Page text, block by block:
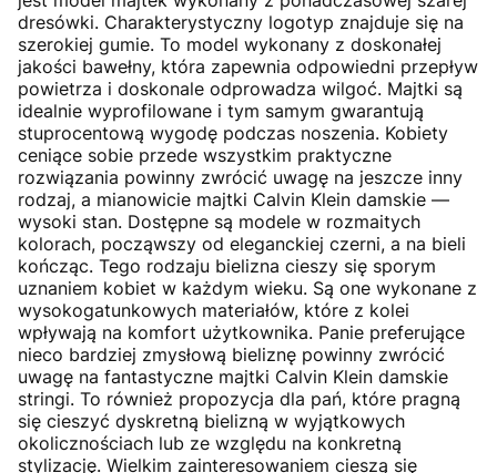
dresówki. Charakterystyczny logotyp znajduje się na
szerokiej gumie. To model wykonany z doskonałej
jakości bawełny, która zapewnia odpowiedni przepływ
powietrza i doskonale odprowadza wilgoć. Majtki są
idealnie wyprofilowane i tym samym gwarantują
stuprocentową wygodę podczas noszenia. Kobiety
ceniące sobie przede wszystkim praktyczne
rozwiązania powinny zwrócić uwagę na jeszcze inny
rodzaj, a mianowicie majtki Calvin Klein damskie —
wysoki stan. Dostępne są modele w rozmaitych
kolorach, począwszy od eleganckiej czerni, a na bieli
kończąc. Tego rodzaju bielizna cieszy się sporym
uznaniem kobiet w każdym wieku. Są one wykonane z
wysokogatunkowych materiałów, które z kolei
wpływają na komfort użytkownika. Panie preferujące
nieco bardziej zmysłową bieliznę powinny zwrócić
uwagę na fantastyczne majtki Calvin Klein damskie
stringi. To również propozycja dla pań, które pragną
się cieszyć dyskretną bielizną w wyjątkowych
okolicznościach lub ze względu na konkretną
stylizację. Wielkim zainteresowaniem cieszą się